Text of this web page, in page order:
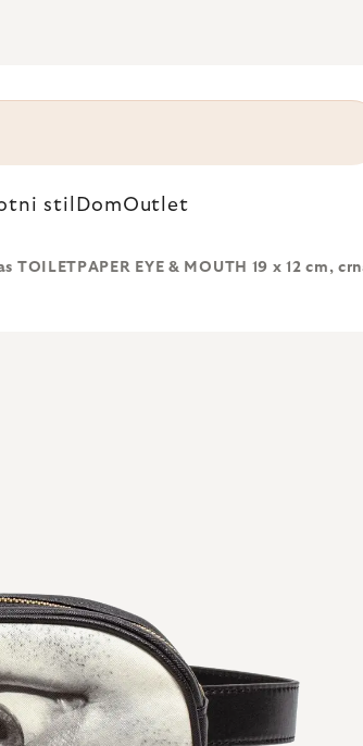
stil DomOutlet
TOILETPAPER EYE & MOUTH 19 x 12 cm,